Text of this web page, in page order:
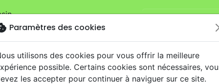
Je veux retirer
sur la boutiqueLa Maison de la
Paramètres des cookies
utilisons des cookies pour vous offrir la meilleure
possible. Certains cookies sont nécessaires,
les accepter pour continuer à naviguer sur ce site.